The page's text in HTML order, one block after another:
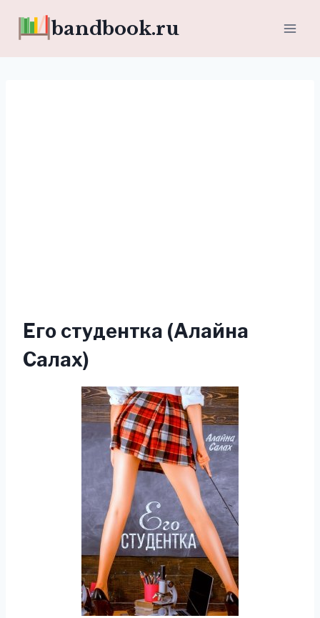
bandbook.ru
Его студентка (Алайна
Салах)